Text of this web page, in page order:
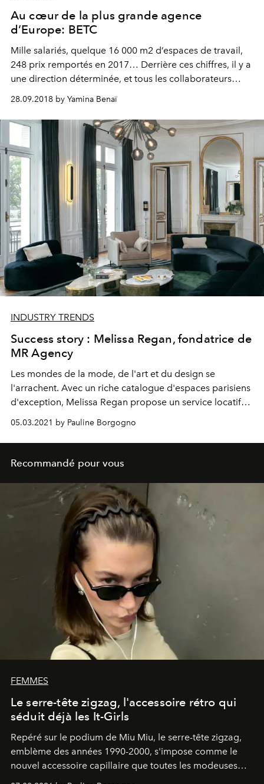
Au cœur de la plus grande agence
d’Europe: BETC
Mille salariés, quelque 16 000 m2 d’espaces de travail,
248 prix remportés en 2017… Derrière ces chiffres, il y a
une direction déterminée, et tous les collaborateurs
au premier rang européen et à la cinquième place
mondiale. Depuis l’été 2016, BETC a quitté Paris pour
investir les anciens Magasins généraux de Pantin avec un
concept de bureaux “libres”, comprenez non attribués.
28.09.2018 by Yamina Benaï
INDUSTRY TRENDS
Success story : Melissa Regan, fondatrice de
MR Agency
Les mondes de la mode, de l'art et du design se
l'arrachent. Avec un riche catalogue d'espaces parisiens
d'exception, Melissa Regan propose un service locatif
05.03.2021 by Pauline Borgogno
Recommandé pour vous
FEMMES
Le serre-tête zigzag, l'accessoire rétro qui
séduit déjà les It-Girls
Repéré sur le podium de Miu Miu, le serre-tête zigzag,
emblème des années 1990-2000, s'impose comme le
nouvel accessoire capillaire que toutes les modeuses